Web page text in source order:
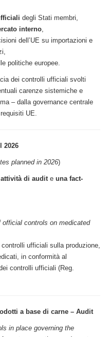
degli Stati membri,
interno,
dell’UE su importazioni e
politiche europee.
dei controlli ufficiali svolti
carenze sistemiche e
– dalla governance centrale
UE.
2026
planned in 2026)
di audite una fact-
controls on medicated
ufficiali sulla produzione,
in conformità al
controlli ufficiali (Reg.
a base di carne – Audit
in place governing the